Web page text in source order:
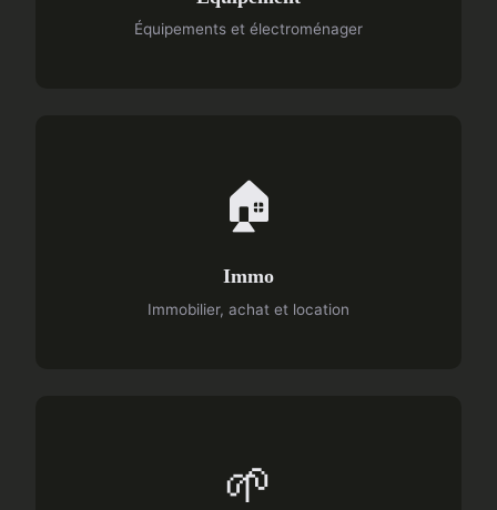
Équipements et électroménager
🏠
Immo
Immobilier, achat et location
🌱